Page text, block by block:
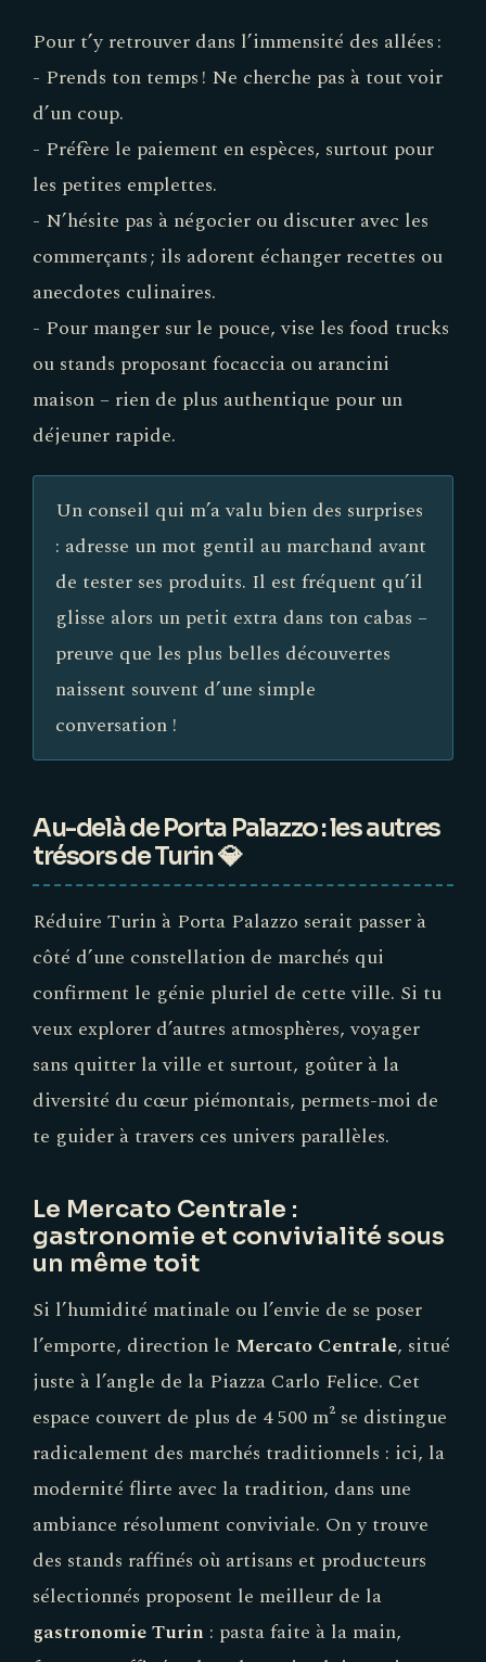
Pour t’y retrouver dans l’immensité des allées :
- Prends ton temps ! Ne cherche pas à tout voir
d’un coup.
- Préfère le paiement en espèces, surtout pour
les petites emplettes.
- N’hésite pas à négocier ou discuter avec les
commerçants ; ils adorent échanger recettes ou
anecdotes culinaires.
- Pour manger sur le pouce, vise les food trucks
ou stands proposant focaccia ou arancini
maison – rien de plus authentique pour un
déjeuner rapide.
Un conseil qui m’a valu bien des surprises
: adresse un mot gentil au marchand avant
de tester ses produits. Il est fréquent qu’il
glisse alors un petit extra dans ton cabas –
preuve que les plus belles découvertes
naissent souvent d’une simple
conversation !
Au-delà de Porta Palazzo : les autres
trésors de Turin 💎
Réduire Turin à Porta Palazzo serait passer à
côté d’une constellation de marchés qui
confirment le génie pluriel de cette ville. Si tu
veux explorer d’autres atmosphères, voyager
sans quitter la ville et surtout, goûter à la
diversité du cœur piémontais, permets-moi de
te guider à travers ces univers parallèles.
Le Mercato Centrale :
gastronomie et convivialité sous
un même toit
Si l’humidité matinale ou l’envie de se poser
l’emporte, direction le Mercato Centrale, situé
juste à l’angle de la Piazza Carlo Felice. Cet
espace couvert de plus de 4 500 m² se distingue
radicalement des marchés traditionnels : ici, la
modernité flirte avec la tradition, dans une
ambiance résolument conviviale. On y trouve
des stands raffinés où artisans et producteurs
sélectionnés proposent le meilleur de la
gastronomie Turin : pasta faite à la main,